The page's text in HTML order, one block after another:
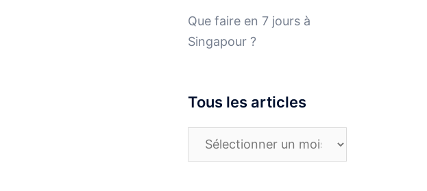
Que faire en 7 jours à
Singapour ?
Tous les articles
Tous